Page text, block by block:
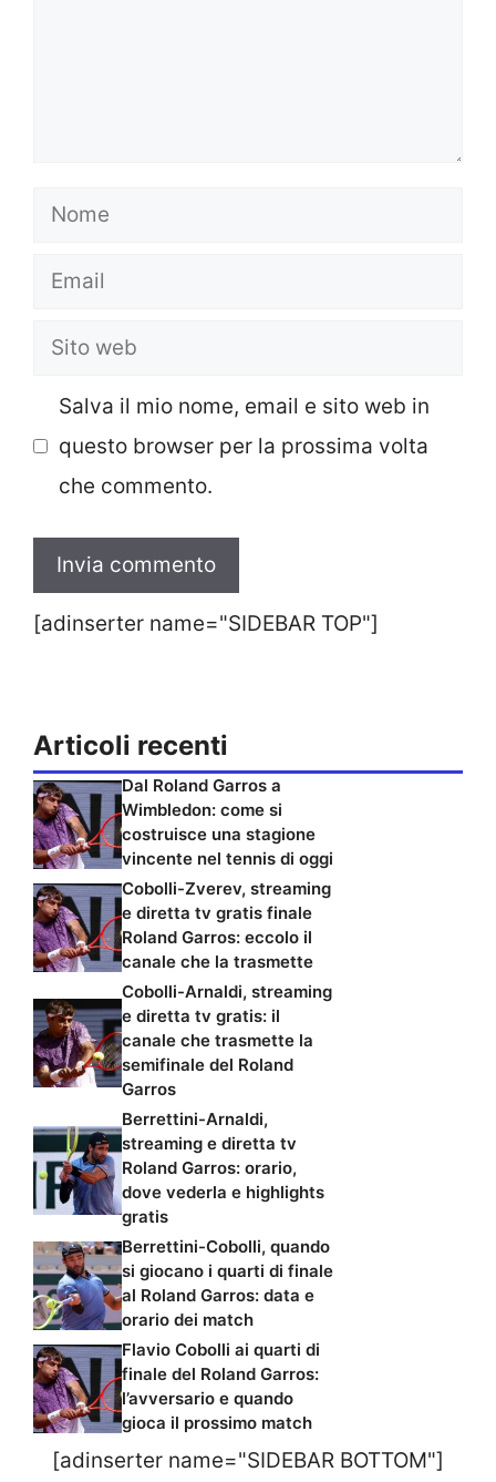
Nome
Email
Sito
Salva il mio nome, email e sito web in
questo browser per la prossima volta
che commento.
[adinserter name="SIDEBAR TOP"]
Articoli recenti
Dal Roland Garros a
Wimbledon: come si
costruisce una stagione
vincente nel tennis di oggi
Cobolli-Zverev, streaming
e diretta tv gratis finale
Roland Garros: eccolo il
canale che la trasmette
Cobolli-Arnaldi, streaming
e diretta tv gratis: il
canale che trasmette la
semifinale del Roland
Garros
Berrettini-Arnaldi,
streaming e diretta tv
Roland Garros: orario,
dove vederla e highlights
gratis
Berrettini-Cobolli, quando
si giocano i quarti di finale
al Roland Garros: data e
orario dei match
Flavio Cobolli ai quarti di
finale del Roland Garros:
l’avversario e quando
gioca il prossimo match
[adinserter name="SIDEBAR BOTTOM"]